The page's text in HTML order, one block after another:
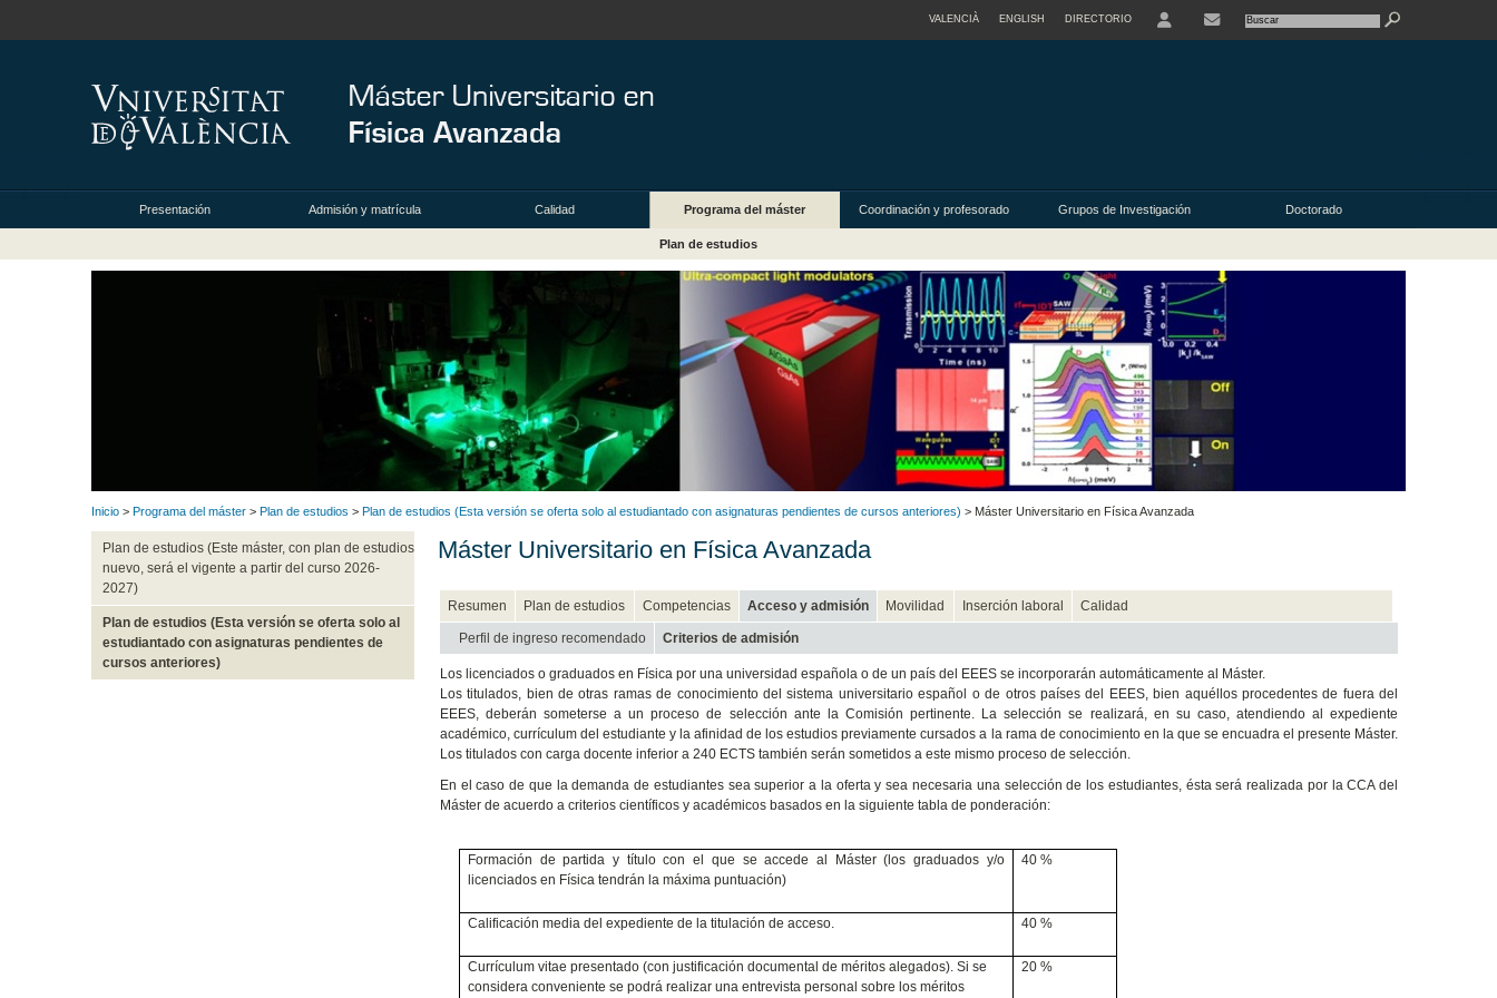
VALENCIÀ ENGLISH DIRECTORIO
Presentación Admisión y matrícula Calidad Programa del máster Coordinación y profesorado Grupos de Investigación Doctorado
Plan de estudios
Inicio > Programa del máster > Plan de estudios > Plan de estudios (Esta versión se oferta solo al estudiantado con asignaturas pendientes de cursos anteriores) > Máster Universitario en Física Avanzada
Plan de estudios (Este máster, con plan de estudios
nuevo, será el vigente a partir del curso 2026-
2027)
Plan de estudios (Esta versión se oferta solo al
estudiantado con asignaturas pendientes de
cursos anteriores)
Máster Universitario en Física Avanzada
Resumen Plan de estudios Competencias Acceso y admisión Movilidad Inserción laboral Calidad
Perfil de ingreso recomendado Criterios de admisión
Los licenciados o graduados en Física por una universidad española o de un país del EEES se incorporarán automáticamente al Máster.
Los titulados, bien de otras ramas de conocimiento del sistema universitario español o de otros países del EEES, bien aquéllos procedentes de fuera del
EEES, deberán someterse a un proceso de selección ante la Comisión pertinente. La selección se realizará, en su caso, atendiendo al expediente
académico, currículum del estudiante y la afinidad de los estudios previamente cursados a la rama de conocimiento en la que se encuadra el presente Máster.
Los titulados con carga docente inferior a 240 ECTS también serán sometidos a este mismo proceso de selección.
En el caso de que la demanda de estudiantes sea superior a la oferta y sea necesaria una selección de los estudiantes, ésta será realizada por la CCA del
Máster de acuerdo a criterios científicos y académicos basados en la siguiente tabla de ponderación:
Formación de partida y título con el que se accede al Máster (los graduados y/o
licenciados en Física tendrán la máxima puntuación)
40 %
Calificación media del expediente de la titulación de acceso. 40 %
Currículum vitae presentado (con justificación documental de méritos alegados). Si se
considera conveniente se podrá realizar una entrevista personal sobre los méritos
20 %